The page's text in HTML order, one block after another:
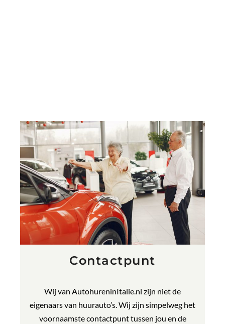
Contactpunt
Wij van AutohureninItalie.nl zijn niet de
eigenaars van huurauto’s. Wij zijn simpelweg het
voornaamste contactpunt tussen jou en de